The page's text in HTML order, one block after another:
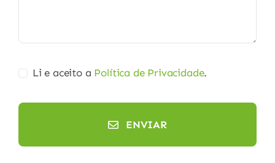
Li e aceito a Política de Privacidade.
ENVIAR